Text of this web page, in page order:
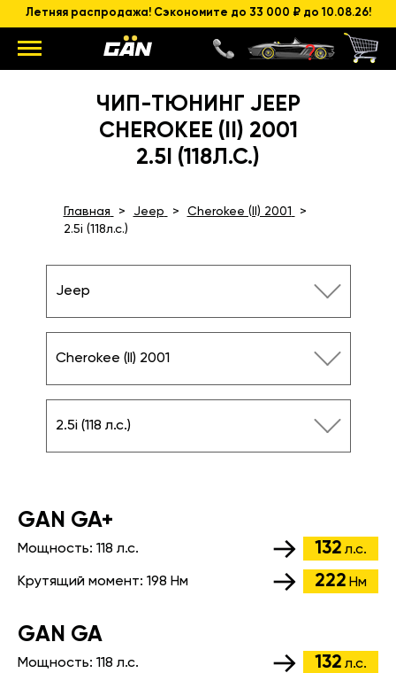
Летняя распродажа! Сэкономите до 33 000 ₽ до 10.08.26!
ЧИП-ТЮНИНГ JEEP
CHEROKEE (II) 2001
2.5I (118Л.С.)
Главная Jeep
Cherokee (II) 2001
2.5i (118л.с.)
Jeep
Cherokee (II) 2001
2.5i (118 л.с.)
GАN GA+
Мощность: 118 л.с. 132 л.с.
Крутящий момент: 198 Нм 222 Нм
GАN GA
Мощность: 118 л.с. 132 л.с.